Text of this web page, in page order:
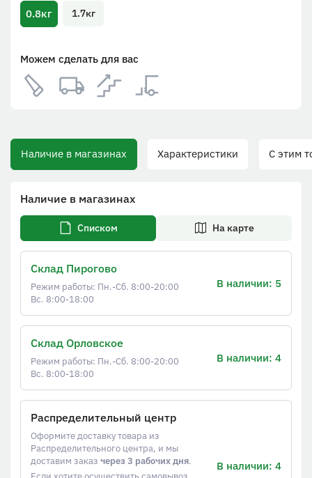
0.8кг
1.7кг
Можем сделать для вас
Наличие в магазинах Характеристики С этим
Наличие в магазинах
Списком На карте
Склад Пирогово
Режим работы: Пн.-Сб. 8:00-20:00
Вс. 8:00-18:00
В наличии: 5
Склад Орловское
Режим работы: Пн.-Сб. 8:00-20:00
Вс. 8:00-18:00
В наличии: 4
Распределительный центр
Оформите доставку товара из
Распределительного центра, и мы
доставим заказ через 3 рабочих дня.
Если хотите осуществить самовывоз,
В наличии: 4